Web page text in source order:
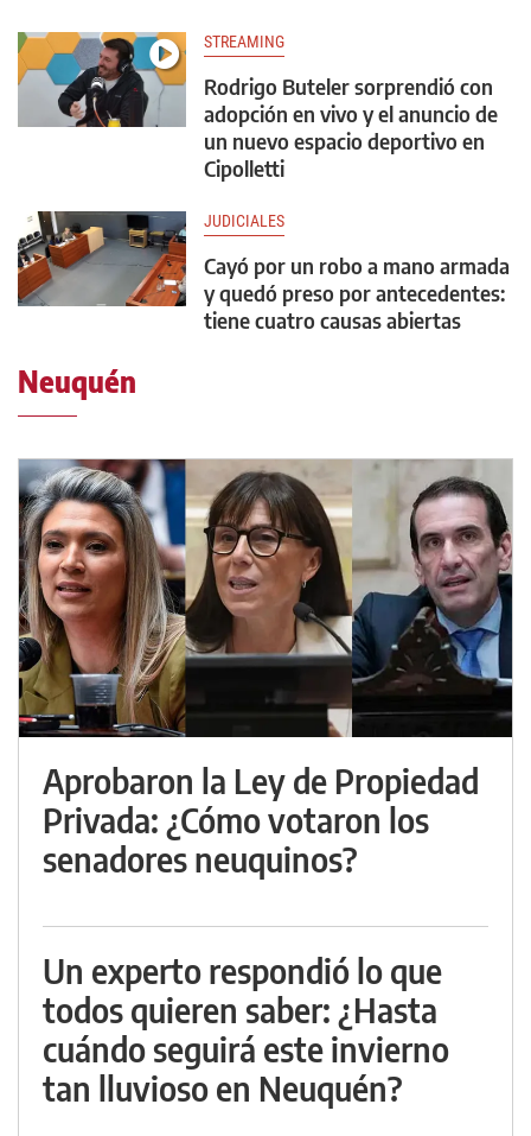
STREAMING
Rodrigo Buteler sorprendió con
adopción en vivo y el anuncio de
un nuevo espacio deportivo en
Cipolletti
JUDICIALES
Cayó por un robo a mano armada
y quedó preso por antecedentes:
tiene cuatro causas abiertas
Neuquén
Aprobaron la Ley de Propiedad
Privada: ¿Cómo votaron los
senadores neuquinos?
Un experto respondió lo que
todos quieren saber: ¿Hasta
cuándo seguirá este invierno
tan lluvioso en Neuquén?